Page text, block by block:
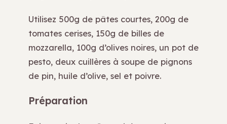
Utilisez 500g de pâtes courtes, 200g de
tomates cerises, 150g de billes de
mozzarella, 100g d’olives noires, un pot de
pesto, deux cuillères à soupe de pignons
de pin, huile d’olive, sel et poivre.
Préparation